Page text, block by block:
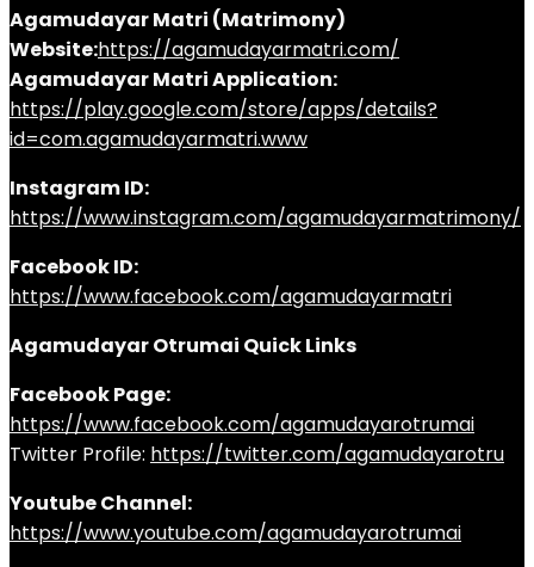
Agamudayar Matri (Matrimony)
Website:https://agamudayarmatri.com/
Agamudayar Matri Application:
https://play.google.com/store/apps/details?
id=com.agamudayarmatri.www
Instagram ID:
https://www.instagram.com/agamudayarmatrimony/
Facebook ID:
https://www.facebook.com/agamudayarmatri
Agamudayar Otrumai Quick Links
Facebook Page:
https://www.facebook.com/agamudayarotrumai
Twitter Profile: https://twitter.com/agamudayarotru
Youtube Channel:
https://www.youtube.com/agamudayarotrumai